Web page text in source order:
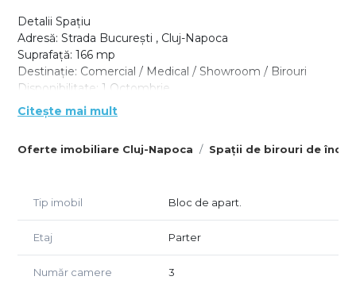
Oferte imobiliare Cluj-Napoca Spații de birouri de
Detalii Spațiu
Adresă: Strada București , Cluj-Napoca
Suprafață: 166 mp
Destinație: Comercial / Medical / Showroom / Birouri
Disponibilitate: 1 Octombrie
Caracteristici Cheie
- Acces stradal cu vitrină generoasă;
- Grup sanitar propriu;
- Contoare individuale de apă;
- Toate utilitățile racordate (apă, gaz, electricitate);
- Zonă cu trafic pietonal și auto ridicat;
- Acces facil către Mărăști și Gheorgheni.
Citește mai mult
Tip imobil Bloc de apart.
Etaj Parter
Număr camere 3